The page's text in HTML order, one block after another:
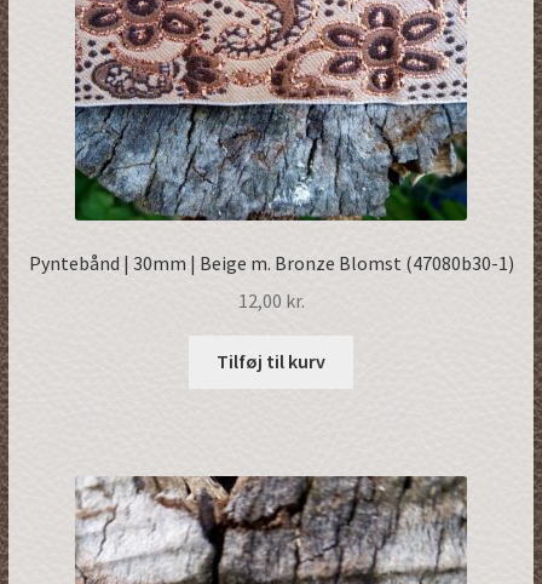
Pyntebånd | 30mm | Beige m. Bronze Blomst (47080b30-1)
12,00 kr.
Tilføj til kurv